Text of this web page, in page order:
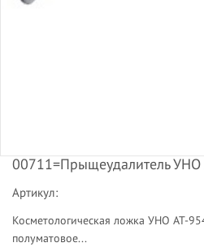
00711=Прыщеудалитель УНО
Артикул:
Косметологическая ложка УНО AT-
полуматовое...